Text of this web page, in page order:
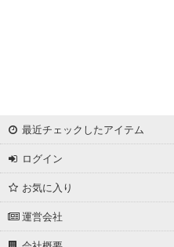
最近チェックしたアイテム
ログイン
お気に入り
運営会社